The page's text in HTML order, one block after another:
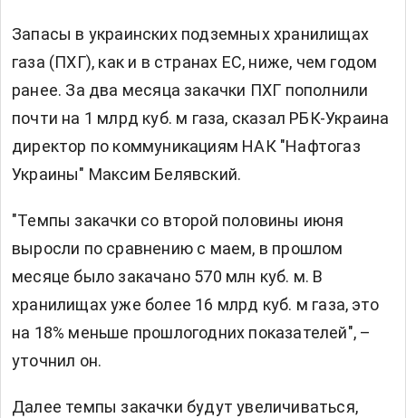
Запасы в украинских подземных хранилищах
газа (ПХГ), как и в странах ЕС, ниже, чем годом
ранее. За два месяца закачки ПХГ пополнили
почти на 1 млрд куб. м газа, сказал РБК-Украина
директор по коммуникациям НАК "Нафтогаз
Украины" Максим Белявский.
"Темпы закачки со второй половины июня
выросли по сравнению с маем, в прошлом
месяце было закачано 570 млн куб. м. В
хранилищах уже более 16 млрд куб. м газа, это
на 18% меньше прошлогодних показателей", –
уточнил он.
Далее темпы закачки будут увеличиваться,